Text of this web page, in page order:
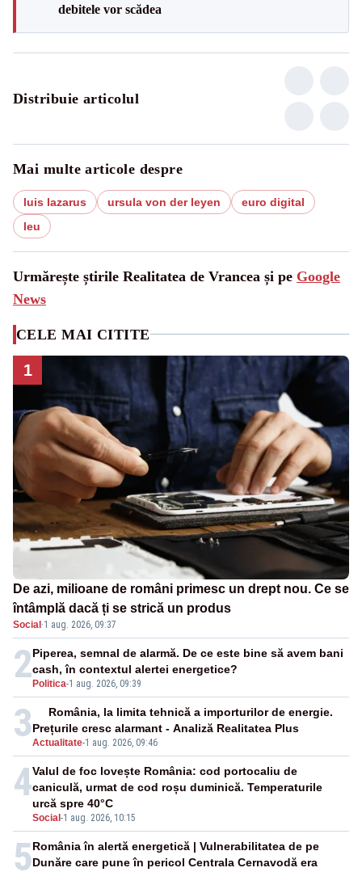
debitele vor scădea
Distribuie articolul
Mai multe articole despre
luis lazarus ursula von der leyen
euro digital
leu
Urmărește știrile Realitatea de Vrancea și pe Google
News
CELE MAI CITITE
1
De azi, milioane de români primesc un drept nou. Ce se
întâmplă dacă ți se strică un produs
Social ·1 aug. 2026, 09:37
2 Politica-1 aug. 2026, 09:39
Piperea, semnal de alarmă. De ce este bine să avem bani
cash, în contextul alertei energetice?
3Actualitate-1 aug. 2026, 09:46
România, la limita tehnică a importurilor de energie.
Prețurile cresc alarmant - Analiză Realitatea Plus
4
Social -1 aug. 2026, 10:15
Valul de foc lovește România: cod portocaliu de
caniculă, urmat de cod roșu duminică. Temperaturile
urcă spre 40°C
5România în alertă energetică | Vulnerabilitatea de pe
Dunăre care pune în pericol Centrala Cernavodă era